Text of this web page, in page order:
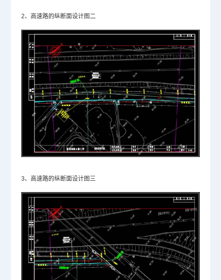
2、高速路的纵断面设计图二
3、高速路的纵断面设计图三